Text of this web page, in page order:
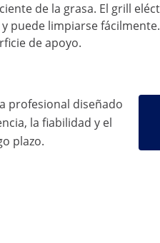
de la grasa. El grill
puede limpiarse
de apoyo.
profesional diseñado
la fiabilidad y el
plazo.